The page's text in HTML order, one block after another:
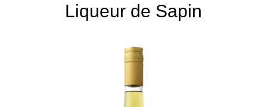
Liqueur de Sapin